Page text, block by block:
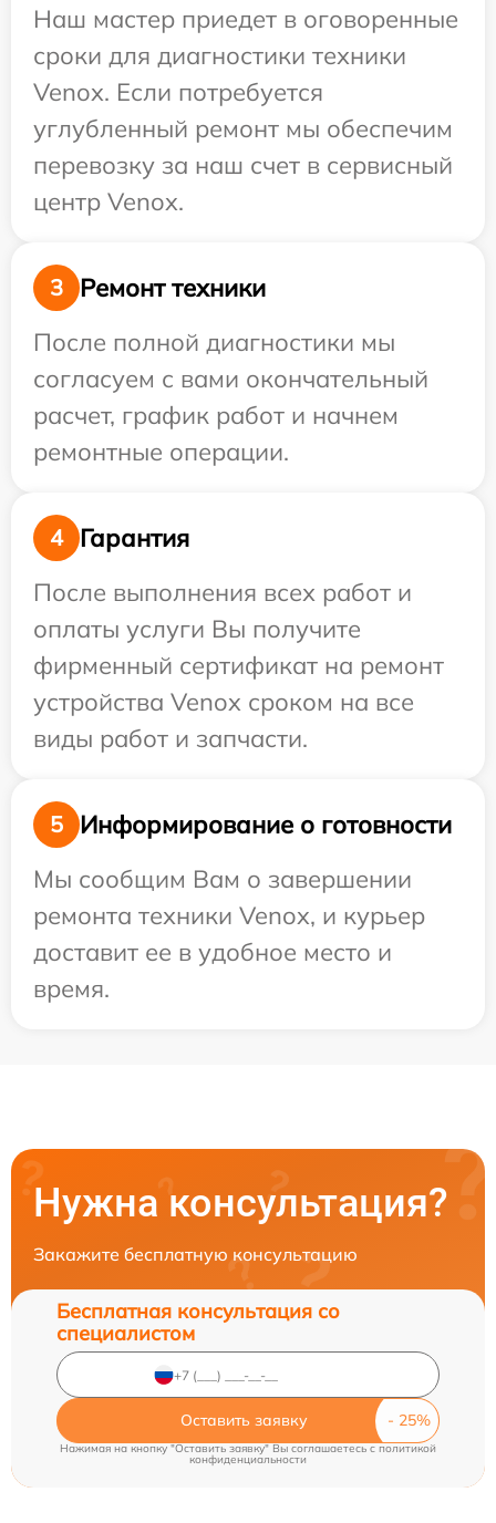
Наш мастер приедет в оговоренные
сроки для диагностики техники
Venox. Если потребуется
углубленный ремонт мы обеспечим
перевозку за наш счет в сервисный
центр Venox.
3
Ремонт техники
После полной диагностики мы
согласуем с вами окончательный
расчет, график работ и начнем
ремонтные операции.
4
Гарантия
После выполнения всех работ и
оплаты услуги Вы получите
фирменный сертификат на ремонт
устройства Venox сроком на все
виды работ и запчасти.
5
Информирование о готовности
Мы сообщим Вам о завершении
ремонта техники Venox, и курьер
доставит ее в удобное место и
время.
Нужна консультация?
Закажите бесплатную консультацию
Бесплатная консультация со
специалистом
Оставить заявку
Нажимая на кнопку "Оставить заявку" Вы соглашаетесь cполитикой
конфиденциальности